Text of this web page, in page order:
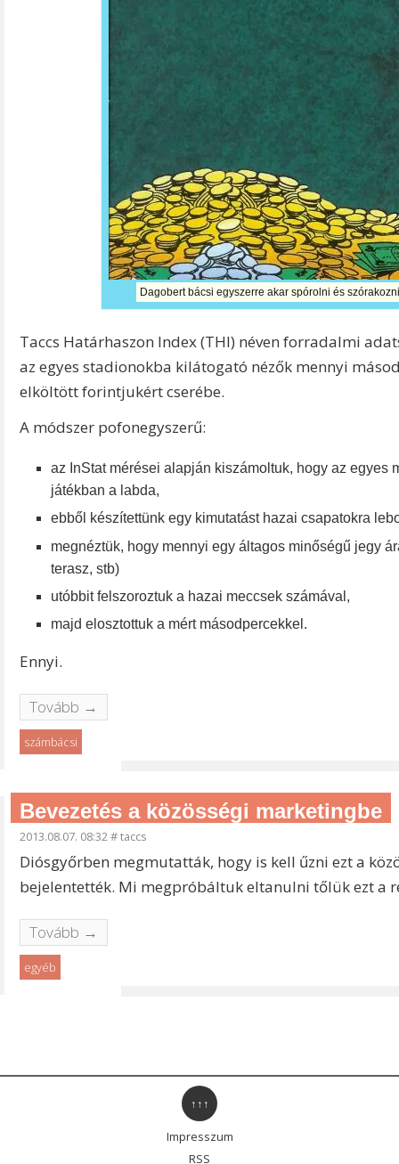
Dagobert bácsi egyszerre akar spórolni és
Taccs Határhaszon Index (THI) néven forradalmi
az egyes stadionokba kilátogató nézők mennyi
elköltött forintjukért cserébe.
A módszer pofonegyszerű:
az InStat mérései alapján kiszámoltuk, hogy az egyes
játékban a labda,
ebből készítettünk egy kimutatást hazai csapatokra
megnéztük, hogy mennyi egy áltagos minőségű jegy
terasz, stb)
utóbbit felszoroztuk a hazai meccsek számával,
majd elosztottuk a mért másodpercekkel.
Ennyi.
Tovább →
számbácsi
Bevezetés a közösségi marketingbe
2013.08.07. 08:32#taccs
Diósgyőrben megmutatták, hogy is kell űzni ezt a
bejelentették. Mi megpróbáltuk eltanulni tőlük ezt a
Tovább →
egyéb
↑↑↑
Impresszum
RSS